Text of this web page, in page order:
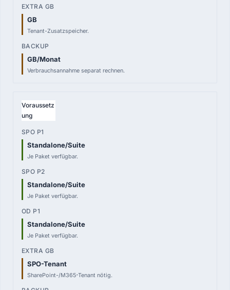
GB
Tenant-Zusatzspeicher.
GB/Monat
Verbrauchsannahme separat rechnen.
Voraussetz
ung
Standalone/Suite
Je Paket verfügbar.
Standalone/Suite
Je Paket verfügbar.
Standalone/Suite
Je Paket verfügbar.
SPO-Tenant
SharePoint-/M365-Tenant nötig.